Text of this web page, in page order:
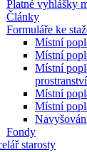
Platné vyhlášky
Články
Formuláře ke
Místní
Místní
Místní
prostranství
Místní
Místní
Fondy
starosty